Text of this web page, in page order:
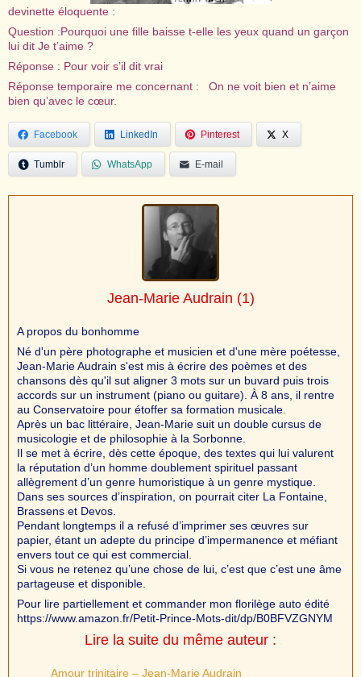
devinette éloquente :
Question :Pourquoi une fille baisse t-elle les yeux quand un garçon
lui dit Je t’aime ?
Réponse : Pour voir s’il dit vrai
Réponse temporaire me concernant : On ne voit bien et n’aime
bien qu’avec le cœur.
Facebook LinkedIn Pinterest X
Tumblr WhatsApp E-mail
Jean-Marie Audrain (1)
A propos du bonhomme
Né d'un père photographe et musicien et d'une mère poétesse,
Jean-Marie Audrain s'est mis à écrire des poèmes et des
chansons dès qu'il sut aligner 3 mots sur un buvard puis trois
accords sur un instrument (piano ou guitare). À 8 ans, il rentre
au Conservatoire pour étoffer sa formation musicale.
Après un bac littéraire, Jean-Marie suit un double cursus de
musicologie et de philosophie à la Sorbonne.
Il se met à écrire, dès cette époque, des textes qui lui valurent
la réputation d’un homme doublement spirituel passant
allègrement d’un genre humoristique à un genre mystique.
Dans ses sources d’inspiration, on pourrait citer La Fontaine,
Brassens et Devos.
Pendant longtemps il a refusé d’imprimer ses œuvres sur
papier, étant un adepte du principe d’impermanence et méfiant
envers tout ce qui est commercial.
Si vous ne retenez qu’une chose de lui, c’est que c’est une âme
partageuse et disponible.
Pour lire partiellement et commander mon florilège auto édité
https://www.amazon.fr/Petit-Prince-Mots-dit/dp/B0BFVZGNYM
Lire la suite du même auteur :
Amour trinitaire – Jean-Marie Audrain